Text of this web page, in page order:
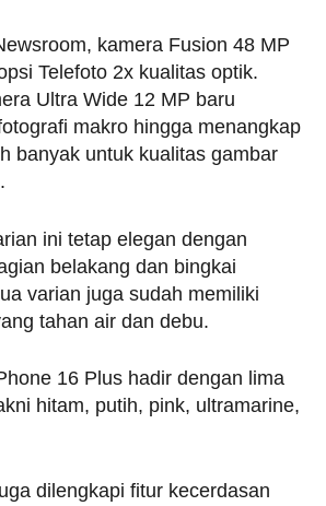
kamera Fusion 48 MP
Telefoto 2x kualitas optik.
Ultra Wide 12 MP baru
makro hingga menangkap
banyak untuk kualitas gambar
ini tetap elegan dengan
belakang dan bingkai
varian juga sudah memiliki
tahan air dan debu.
16 Plus hadir dengan lima
hitam, putih, pink, ultramarine,
dilengkapi fitur kecerdasan